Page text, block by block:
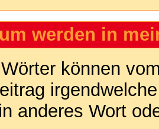
werden in
können
anderes Wort